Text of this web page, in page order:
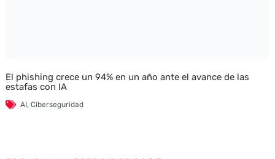
El phishing crece un 94% en un año ante el avance de las
estafas con IA
AI, Ciberseguridad